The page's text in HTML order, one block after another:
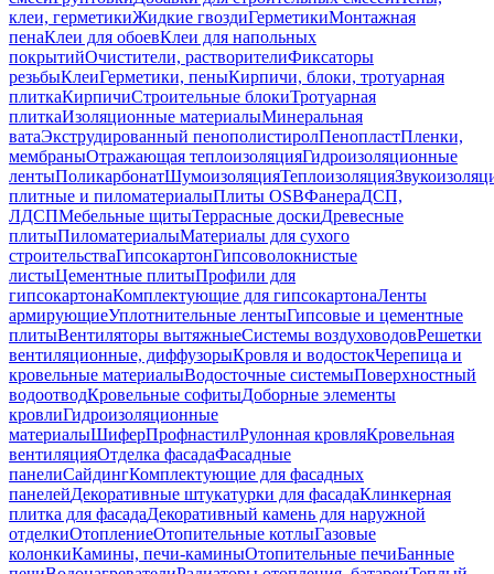
клеи, герметикиЖидкие гвоздиГерметикиМонтажная
пенаКлеи для обоевКлеи для напольных
покрытийОчистители, растворителиФиксаторы
резьбыКлеиГерметики, пеныКирпичи, блоки, тротуарная
плиткаКирпичиСтроительные блокиТротуарная
плиткаИзоляционные материалыМинеральная
ватаЭкструдированный пенополистиролПенопластПленки,
мембраныОтражающая теплоизоляцияГидроизоляционные
лентыПоликарбонатШумоизоляцияТеплоизоляция
плитные и пиломатериалыПлиты OSBФанераДСП,
ЛДСПМебельные щитыТеррасные доскиДревесные
плитыПиломатериалыМатериалы для сухого
строительстваГипсокартонГипсоволокнистые
листыЦементные плитыПрофили для
гипсокартонаКомплектующие для гипсокартонаЛенты
армирующиеУплотнительные лентыГипсовые и цементные
плитыВентиляторы вытяжныеСистемы воздуховодовРешетки
вентиляционные, диффузорыКровля и водостокЧерепица и
кровельные материалыВодосточные системыПоверхностный
водоотводКровельные софитыДоборные элементы
кровлиГидроизоляционные
материалыШиферПрофнастилРулонная кровляКровельная
вентиляцияОтделка фасадаФасадные
панелиСайдингКомплектующие для фасадных
панелейДекоративные штукатурки для фасадаКлинкерная
плитка для фасадаДекоративный камень для наружной
отделкиОтоплениеОтопительные котлыГазовые
колонкиКамины, печи-каминыОтопительные печиБанные